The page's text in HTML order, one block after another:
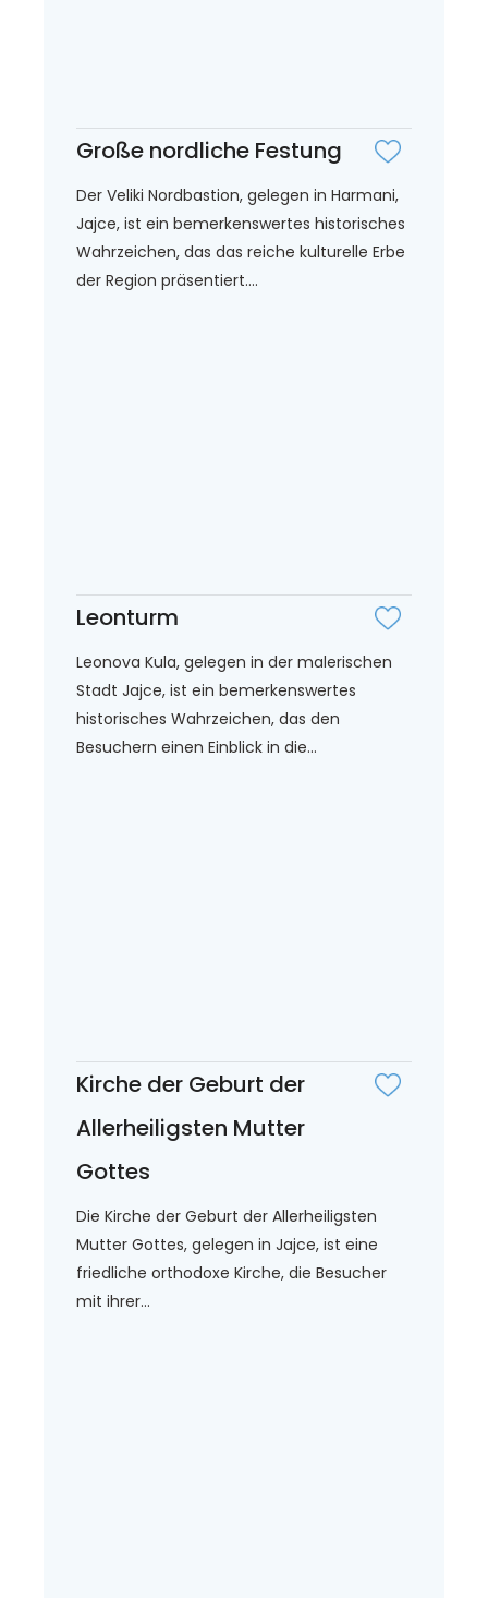
Große nordliche Festung
Der Veliki Nordbastion, gelegen in Harmani,
Jajce, ist ein bemerkenswertes historisches
Wahrzeichen, das das reiche kulturelle Erbe
der Region präsentiert....
Leonturm
Leonova Kula, gelegen in der malerischen
Stadt Jajce, ist ein bemerkenswertes
historisches Wahrzeichen, das den
Besuchern einen Einblick in die...
Kirche der Geburt der
Allerheiligsten Mutter
Gottes
Die Kirche der Geburt der Allerheiligsten
Mutter Gottes, gelegen in Jajce, ist eine
friedliche orthodoxe Kirche, die Besucher
mit ihrer...